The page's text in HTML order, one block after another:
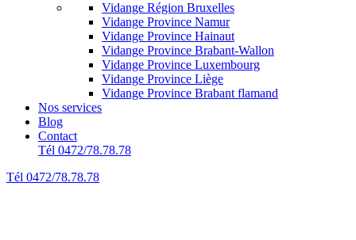
Vidange Région Bruxelles
Vidange Province Namur
Vidange Province Hainaut
Vidange Province Brabant-Wallon
Vidange Province Luxembourg
Vidange Province Liège
Vidange Province Brabant flamand
Nos services
Blog
Contact
Tél 0472/78.78.78
Tél 0472/78.78.78